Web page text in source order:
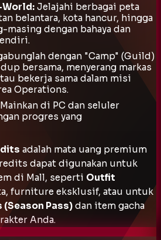
World: Jelajahi berbagai peta
belantara, kota hancur, hingga
masing dengan bahaya dan
dengan "Camp" (Guild)
bersama, menyerang markas
bekerja sama dalam misi
Operations.
Mainkan di PC dan seluler
progres yang
adalah mata uang premium
dapat digunakan untuk
di Mall, seperti Outfit
furniture eksklusif, atau untuk
(Season Pass) dan item gacha
Anda.